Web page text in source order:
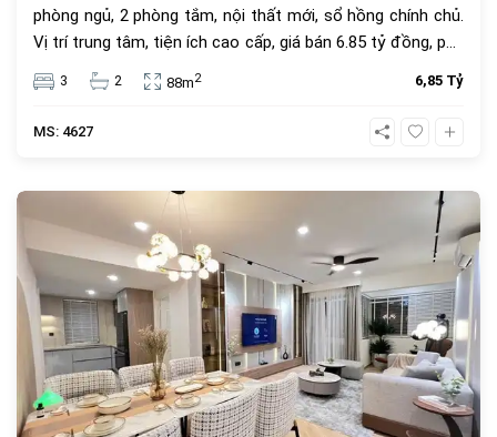
phòng ngủ, 2 phòng tắm, nội thất mới, sổ hồng chính chủ.
Vị trí trung tâm, tiện ích cao cấp, giá bán 6.85 tỷ đồng, phù
hợp để ở hoặc đầu tư.
3 2 88m2 6,85 Tỷ
MS: 4627